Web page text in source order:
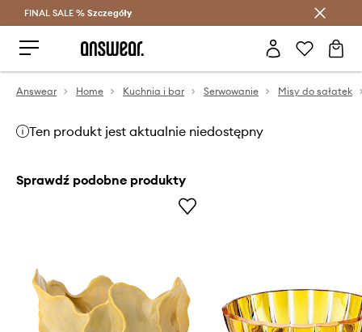
Oszczędzaj z Answear Club >
FINAL SALE % Szczegóły
Answear Home Kuchnia i bar Serwowanie Misy do sałatek
Ten produkt jest aktualnie niedostępny
Sprawdź podobne produkty